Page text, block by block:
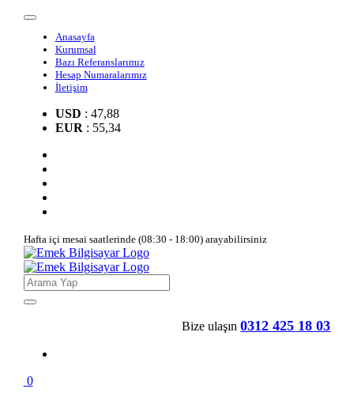
Anasayfa
Kurumsal
Bazı Referanslarımız
Hesap Numaralarımız
İletişim
USD : 47,88
EUR : 55,34
Hafta içi mesai saatlerinde (08:30 - 18:00) arayabilirsiniz
Bize ulaşın 0312 425 18 03
0